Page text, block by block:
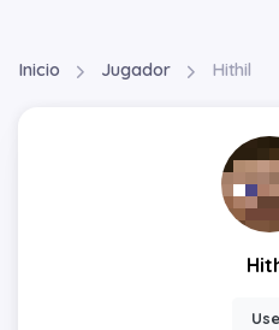
Inicio Jugador Hithil